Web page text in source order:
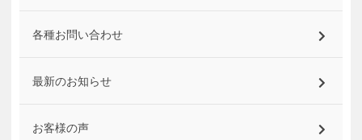
各種お問い合わせ
最新のお知らせ
お客様の声